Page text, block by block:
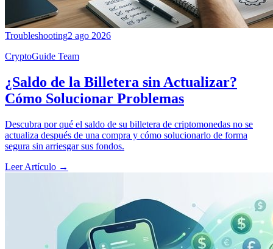
Troubleshooting2 ago 2026
CryptoGuide Team
¿Saldo de la Billetera sin Actualizar?
Cómo Solucionar Problemas
Descubra por qué el saldo de su billetera de criptomonedas no se
actualiza después de una compra y cómo solucionarlo de forma
segura sin arriesgar sus fondos.
Leer Artículo →